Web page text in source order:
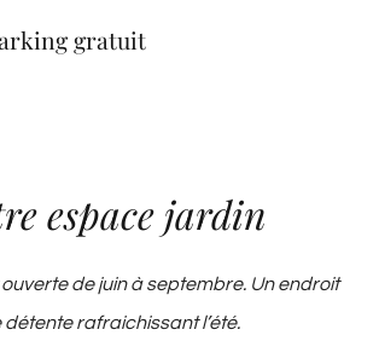
gratuit
espace jardin
de juin à septembre. Un endroit
détente rafraichissant l’été.